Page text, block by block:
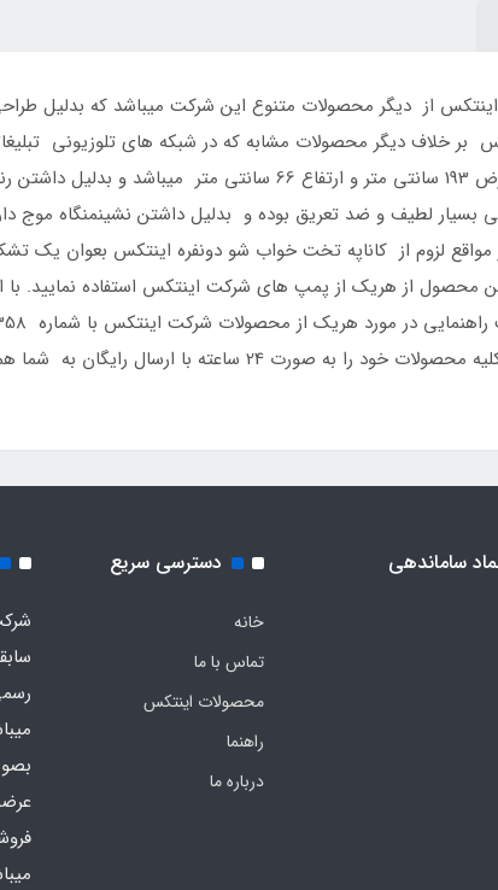
از دیگر محصولات متنوع این شرکت میباشد که بدلیل
بر خلاف دیگر محصولات مشابه که در شبکه های تلوزیونی
به طول 221 سانتی متر و عرض 193 سانتی متر و
لطیف و ضد تعریق بوده و بدلیل داشتن نشینمنگاه موج
مواقع لزوم از کاناپه تخت خواب شو دونفره اینتکس بعوان یک
محصول از هریک از پمپ های شرکت اینتکس استفاده
ساعته با ارسال رایگان به شما همشهریان کرجی عرضه نماید.
ساماندهی دسترسی سریع
خانه
تماس با ما
محصولات اینتکس
راهنما
درباره ما